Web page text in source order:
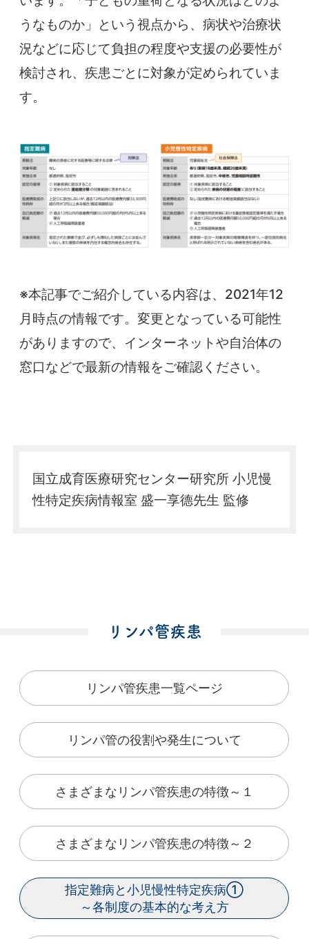
うなものか」という視点から、病状や治療状
況などに応じて負担の程度や支援の必要性が
検討され、疾患ごとに対象が定められていま
す。
※本記事でご紹介している内容は、2021年12
月時点の情報です。変更となっている可能性
がありますので、インターネットや自治体の
窓口などで最新の情報をご確認ください。
国立成育医療研究センター研究所 小児慢
性特定疾病情報室 盛一享德先生 監修
リンパ管疾患
リンパ管疾患一覧ページ
リンパ管の役割や発生について
さまざまなリンパ管疾患の特徴～１
さまざまなリンパ管疾患の特徴～２
指定難病と小児慢性特定疾病①
～各制度の基本的な考え方